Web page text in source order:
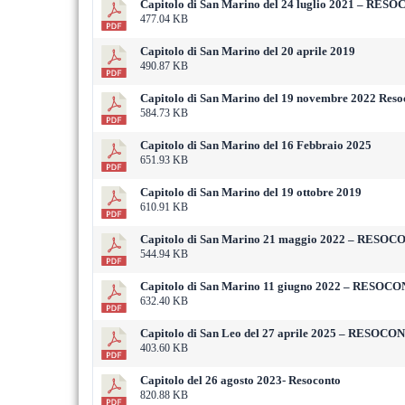
Capitolo di San Marino del 24 luglio 2021 –
477.04 KB
Capitolo di San Marino del 20 aprile 2019
490.87 KB
Capitolo di San Marino del 19 novembre 2022
584.73 KB
Capitolo di San Marino del 16 Febbraio 2025
651.93 KB
Capitolo di San Marino del 19 ottobre 2019
610.91 KB
Capitolo di San Marino 21 maggio 2022 –
544.94 KB
Capitolo di San Marino 11 giugno 2022 –
632.40 KB
Capitolo di San Leo del 27 aprile 2025 –
403.60 KB
Capitolo del 26 agosto 2023- Resoconto
820.88 KB